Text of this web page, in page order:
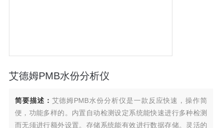
艾德姆PMB水份分析仪
简要描述： 艾德姆PMB水份分析仪是一款反应快速，操作简
便，功能多样的。内置自动检测设定系统能快速进行多种检测
而无须进行额外设置。存储系统能有效进行数据存储。灵活的